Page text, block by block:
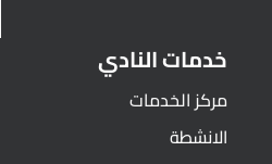
خدمات النادي
مركز الخدمات
الانشطة